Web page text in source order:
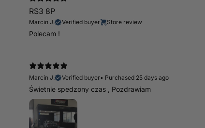
RS3 8P
Marcin J. Verified buyer Store review
Polecam !
Marcin J.
Verified buyer• Purchased 25 days ago
Świetnie spedzony czas , Pozdrawiam